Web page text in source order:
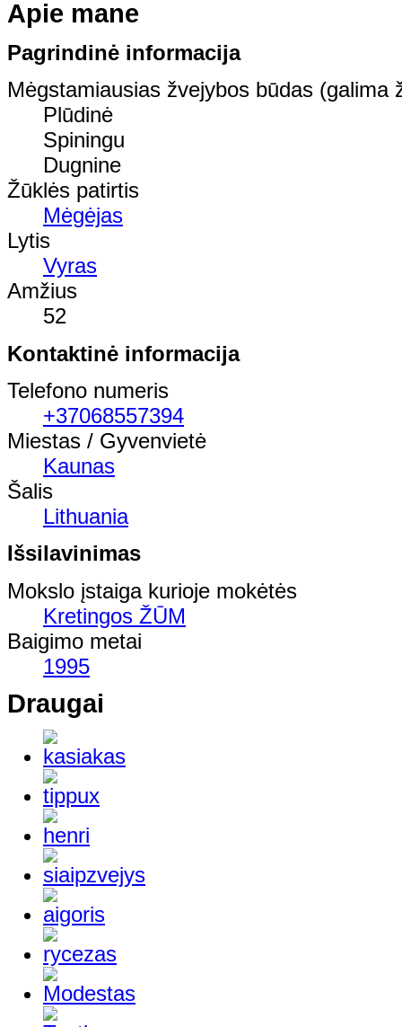
Apie mane
Pagrindinė informacija
Mėgstamiausias žvejybos būdas (galima
Plūdinė
Spiningu
Dugnine
Žūklės patirtis
Mėgėjas
Lytis
Vyras
Amžius
52
Kontaktinė informacija
Telefono numeris
+37068557394
Miestas / Gyvenvietė
Kaunas
Šalis
Lithuania
Išsilavinimas
Mokslo įstaiga kurioje mokėtės
Kretingos ŽŪM
Baigimo metai
1995
Draugai